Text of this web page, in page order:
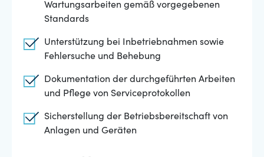
Wartungsarbeiten gemäß vorgegebenen
Standards
Unterstützung bei Inbetriebnahmen sowie
Fehlersuche und Behebung
Dokumentation der durchgeführten Arbeiten
und Pflege von Serviceprotokollen
Sicherstellung der Betriebsbereitschaft von
Anlagen und Geräten